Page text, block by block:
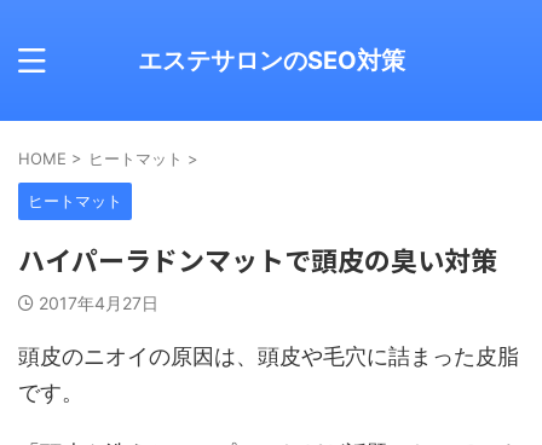
エステサロンのSEO対策
HOME > ヒートマット >
ヒートマット
ハイパーラドンマットで頭皮の臭い対策
2017年4月27日
頭皮のニオイの原因は、頭皮や毛穴に詰まった皮脂
です。